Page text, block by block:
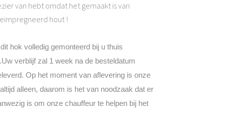
van hebt omdat het gemaakt is van
hout !
hok volledig gemonteerd bij u thuis
verblijf zal 1 week na de besteldatum
Op het moment van aflevering is onze
alleen, daarom is het van noodzaak dat er
is om onze chauffeur te helpen bij het